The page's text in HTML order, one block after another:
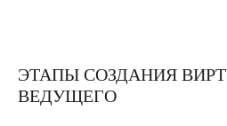
ЭТАПЫ СОЗДАНИЯ
ВЕДУЩЕГО